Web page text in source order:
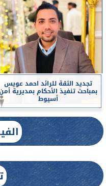
تجديد الثقة للرائد احمد عويس
بمباحث تنفيذ الأحكام بمديرية
أسيوط